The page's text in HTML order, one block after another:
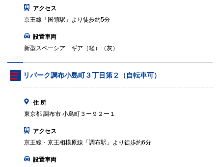
アクセス
京王線「国領駅」より徒歩約5分
設置車両
新型スペーシア ギア（軽）（灰）
リパーク調布小島町３丁目第２（自転車可）
住 所
東京都 調布市 小島町３ー９２ー１
アクセス
京王線・京王相模原線「調布駅」より徒歩約6分
設置車両